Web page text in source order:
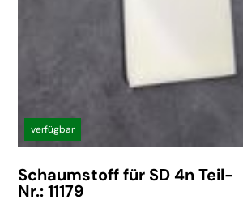
verfügbar
Schaumstoff für SD 4n Teil-
Nr.: 11179